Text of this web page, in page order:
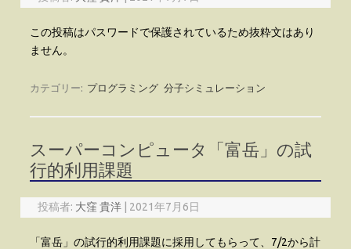
この投稿はパスワードで保護されているため抜粋文はあり
ません。
カテゴリー: プログラミング 分子シミュレーション
スーパーコンピュータ「富岳」の試
行的利用課題
投稿者: 大窪 貴洋 2021年7月6日
「富岳」の試行的利用課題に採用してもらって、7/2から計